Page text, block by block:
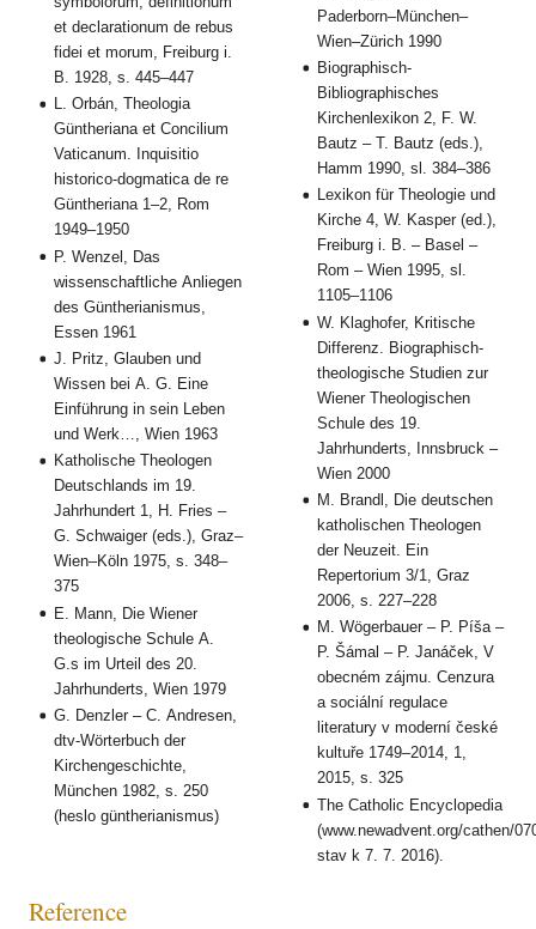
et declarationum de rebus
fidei et morum, Freiburg i.
B. 1928, s. 445–447
L. Orbán, Theologia
Güntheriana et Concilium
Vaticanum. Inquisitio
historico-dogmatica de re
Güntheriana 1–2, Rom
1949–1950
P. Wenzel, Das
wissenschaftliche Anliegen
des Güntherianismus,
Essen 1961
J. Pritz, Glauben und
Wissen bei A. G. Eine
Einführung in sein Leben
und Werk…, Wien 1963
Katholische Theologen
Deutschlands im 19.
Jahrhundert 1, H. Fries –
G. Schwaiger (eds.), Graz–
Wien–Köln 1975, s. 348–
375
E. Mann, Die Wiener
theologische Schule A.
G.s im Urteil des 20.
Jahrhunderts, Wien 1979
G. Denzler – C. Andresen,
dtv-Wörterbuch der
Kirchengeschichte,
München 1982, s. 250
(heslo güntherianismus)
Paderborn–München–
Wien–Zürich 1990
Biographisch-
Bibliographisches
Kirchenlexikon 2, F. W.
Bautz – T. Bautz (eds.),
Hamm 1990, sl. 384–386
Lexikon für Theologie und
Kirche 4, W. Kasper (ed.),
Freiburg i. B. – Basel –
Rom – Wien 1995, sl.
1105–1106
W. Klaghofer, Kritische
Differenz. Biographisch-
theologische Studien zur
Wiener Theologischen
Schule des 19.
Jahrhunderts, Innsbruck –
Wien 2000
M. Brandl, Die deutschen
katholischen Theologen
der Neuzeit. Ein
Repertorium 3/1, Graz
2006, s. 227–228
M. Wögerbauer – P. Píša –
P. Šámal – P. Janáček, V
obecném zájmu. Cenzura
a sociální regulace
literatury v moderní české
kultuře 1749–2014, 1,
2015, s. 325
The Catholic Encyclopedia
(www.newadvent.org/cathen/
stav k 7. 7. 2016).
Reference